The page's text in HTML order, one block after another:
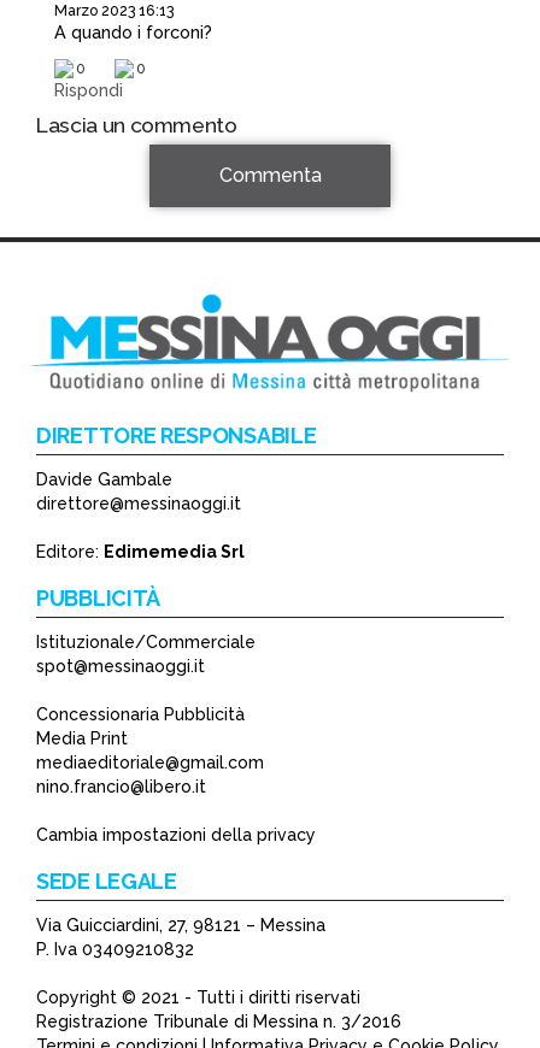
Marzo 2023 16:13
A quando i forconi?
0 0
Rispondi
Lascia un commento
*
Commenta
DIRETTORE RESPONSABILE
Davide Gambale
direttore@messinaoggi.it
Editore: Edimemedia Srl
PUBBLICITÀ
Istituzionale/Commerciale
spot@messinaoggi.it
Concessionaria Pubblicità
Media Print
mediaeditoriale@gmail.com
nino.francio@libero.it
Cambia impostazioni della privacy
SEDE LEGALE
Via Guicciardini, 27, 98121 – Messina
P. Iva 03409210832
Copyright © 2021 - Tutti i diritti riservati
Registrazione Tribunale di Messina n. 3/2016